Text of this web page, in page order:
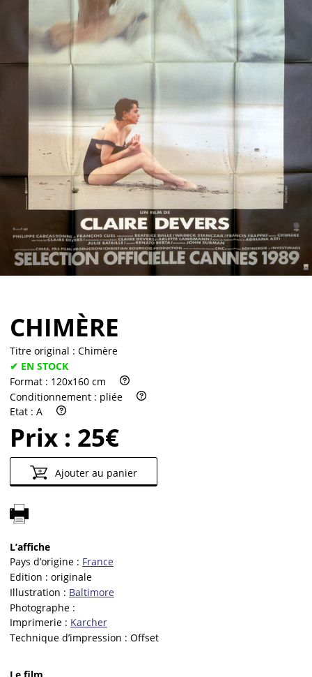
Vendre
CHIMÈRE
Titre original : Chimère
✔ EN STOCK
Format : 120x160 cm
Conditionnement : pliée
Etat : A
Prix : 25€
Ajouter au panier
L’affiche
Pays d’origine : France
Edition : originale
Illustration : Baltimore
Photographe :
Imprimerie : Karcher
Technique d’impression : Offset